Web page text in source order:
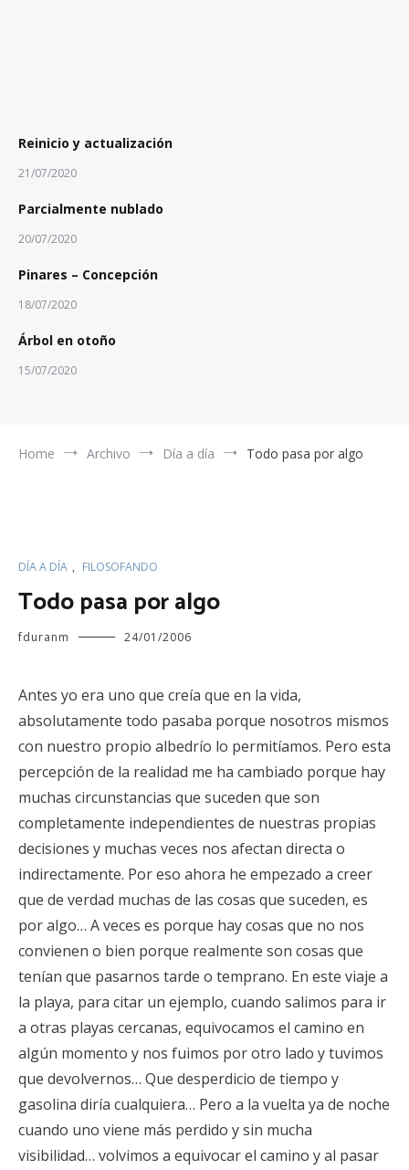
Reinicio y actualización
21/07/2020
Parcialmente nublado
20/07/2020
Pinares – Concepción
18/07/2020
Árbol en otoño
15/07/2020
Home Archivo Día a día Todo pasa por algo
DÍA A DÍA , FILOSOFANDO
Todo pasa por algo
fduranm 24/01/2006
Antes yo era uno que creía que en la vida,
absolutamente todo pasaba porque nosotros mismos
con nuestro propio albedrío lo permitíamos. Pero esta
percepción de la realidad me ha cambiado porque hay
muchas circunstancias que suceden que son
completamente independientes de nuestras propias
decisiones y muchas veces nos afectan directa o
indirectamente. Por eso ahora he empezado a creer
que de verdad muchas de las cosas que suceden, es
por algo… A veces es porque hay cosas que no nos
convienen o bien porque realmente son cosas que
tenían que pasarnos tarde o temprano. En este viaje a
la playa, para citar un ejemplo, cuando salimos para ir
a otras playas cercanas, equivocamos el camino en
algún momento y nos fuimos por otro lado y tuvimos
que devolvernos… Que desperdicio de tiempo y
gasolina diría cualquiera… Pero a la vuelta ya de noche
cuando uno viene más perdido y sin mucha
visibilidad… volvimos a equivocar el camino y al pasar